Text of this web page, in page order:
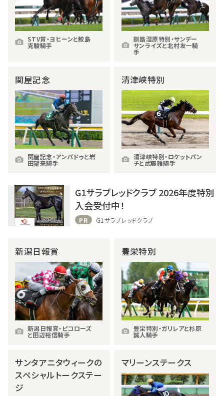
STV賞・ヨヒーンと鮫島
克駿騎手
釧路湿原特別・サンデー
サンライズと北村友一騎
手
関屋記念
関屋記念・アンパドゥと岩
田望来騎手
清津峡特別
清津峡特別・ロケットパン
チと武藤雅騎手
G1サラブレッドクラブ 2026年度特別
入会受付中！
PR G1サラブレッドクラブ
新潟日報賞
新潟日報賞・ピコローズ
と田辺裕信騎手
豊栄特別
豊栄特別・ガリレアと杉原
誠人騎手
サンタアニタウィークの
スペシャルトークステー
ジ
マリーンステークス